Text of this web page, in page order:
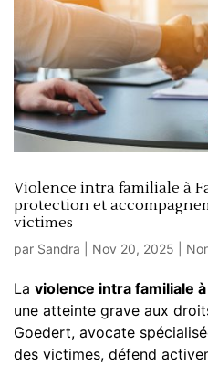
Violence intra familiale à
protection et
victimes
par Sandra Nov 20, 2025
La violence intra familiale
une atteinte grave aux
Goedert, avocate
des victimes, défend